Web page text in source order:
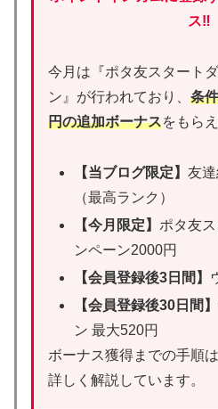
ス‼
今月は『ポタ友スタート
ン』が行われており、 条
円の追加ボーナスをもら
【当ブログ限定】友
（最高ランク）
【今月限定】 ポタ友
ンペーン2000円
【会員登録後3日間】
【会員登録後30日間】
ン 最大520円
ボーナス獲得までの手順は
詳しく解説しています。